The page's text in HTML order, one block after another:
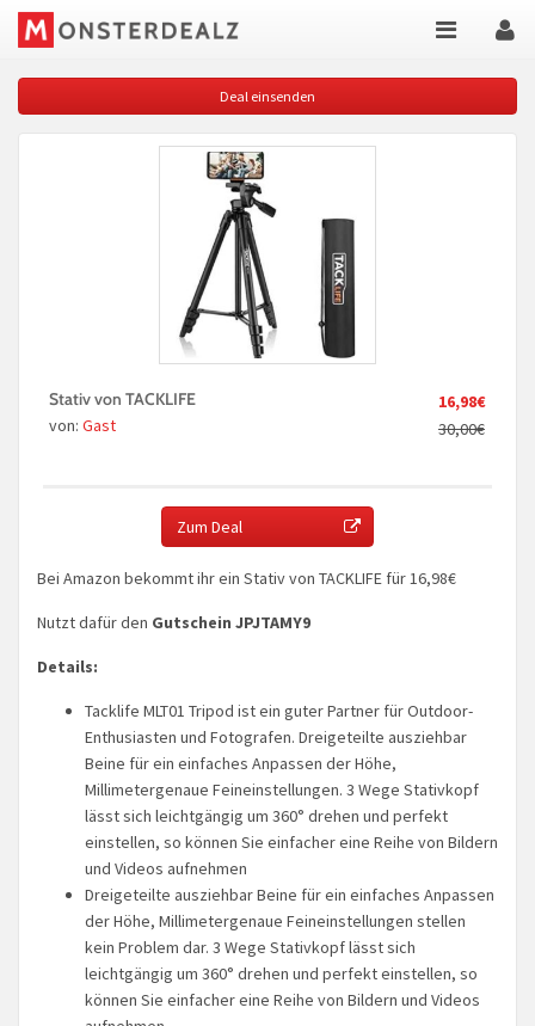
Deal einsenden
16,98€
30,00€
Stativ von TACKLIFE
von: Gast
Zum Deal
Bei Amazon bekommt ihr ein Stativ von TACKLIFE für 16,98€
Nutzt dafür den Gutschein JPJTAMY9
Details:
Tacklife MLT01 Tripod ist ein guter Partner für Outdoor-
Enthusiasten und Fotografen. Dreigeteilte ausziehbar
Beine für ein einfaches Anpassen der Höhe,
Millimetergenaue Feineinstellungen. 3 Wege Stativkopf
lässt sich leichtgängig um 360° drehen und perfekt
einstellen, so können Sie einfacher eine Reihe von Bildern
und Videos aufnehmen
Dreigeteilte ausziehbar Beine für ein einfaches Anpassen
der Höhe, Millimetergenaue Feineinstellungen stellen
kein Problem dar. 3 Wege Stativkopf lässt sich
leichtgängig um 360° drehen und perfekt einstellen, so
können Sie einfacher eine Reihe von Bildern und Videos